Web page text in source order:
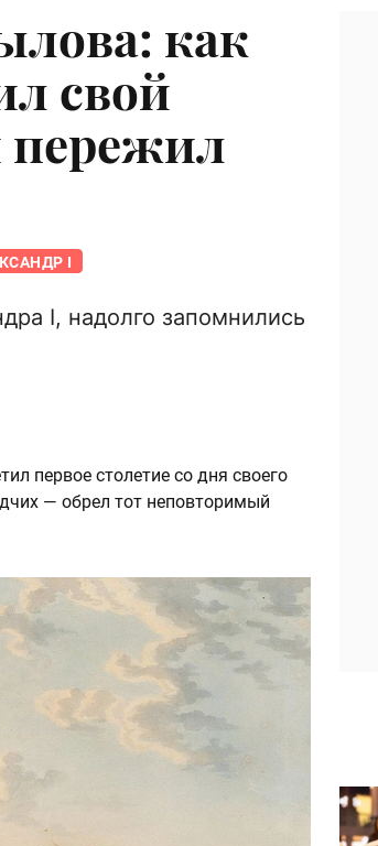
как
свой
пережил
I
I, надолго запомнились
первое столетие со дня своего
— обрел тот неповторимый